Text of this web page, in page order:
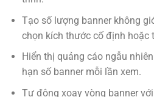
Tạo số lượng banner không
chọn kích thước cố định hoặc
Hiển thị quảng cáo ngẫu
hạn số banner mỗi lần xem.
Tự động xoay vòng banner